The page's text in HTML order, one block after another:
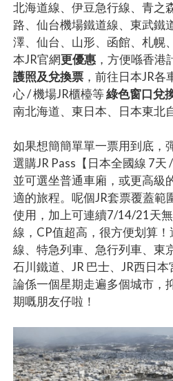
北海道線、伊豆急行線、青之
路、仙台機場鐵道線、東武鐵
澤、仙台、山形、函館、札幌
本JR官網更優惠 ，方便喺香港
護照及兌換票 ，前往日本JR
心 / 機場JR櫃檯等綠色窗口兌
南北海道、東日本、日本東北
如果想簡簡單單一票用到底，
選購JR Pass【日本全國線 7天
並可選坐普通車廂，或更高級
適的旅程。呢個JR套票覆蓋範
使用，加上可連續7/14/21天
線，CP值超高，很方便划算
線、特急列車、急行列車、東
石川鐵道、JR 巴士、JR西日
論係一個星期走遍多個城市，
期嘅朋友仔啦！